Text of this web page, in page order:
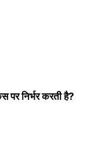
पर निर्भर करती है?